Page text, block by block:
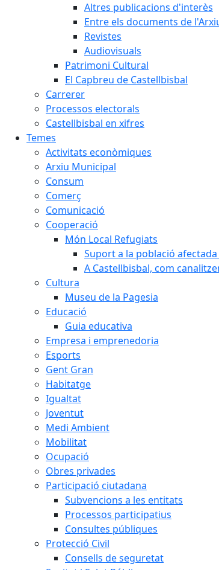
Altres publicacions d'interès
Entre els documents de
Revistes
Audiovisuals
Patrimoni Cultural
El Capbreu de Castellbisbal
Carrerer
Processos electorals
Castellbisbal en xifres
Temes
Activitats econòmiques
Arxiu Municipal
Consum
Comerç
Comunicació
Cooperació
Món Local Refugiats
Suport a la població
A Castellbisbal, com
Cultura
Museu de la Pagesia
Educació
Guia educativa
Empresa i emprenedoria
Esports
Gent Gran
Habitatge
Igualtat
Joventut
Medi Ambient
Mobilitat
Ocupació
Obres privades
Participació ciutadana
Subvencions a les entitats
Processos participatius
Consultes públiques
Protecció Civil
Consells de seguretat